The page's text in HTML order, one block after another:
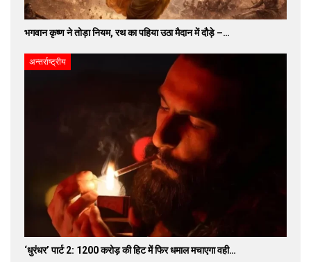
भगवान कृष्ण ने तोड़ा नियम, रथ का पहिया उठा मैदान में दौड़े –…
अन्तर्राष्ट्रीय
‘धुरंधर’ पार्ट 2: 1200 करोड़ की हिट में फिर धमाल मचाएगा वही…